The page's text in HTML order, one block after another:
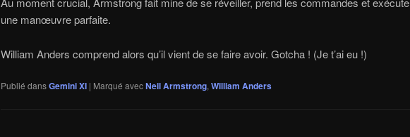
une manœuvre parfaite.
William Anders comprend alors qu’il vient de se faire avoir. Gotcha ! (Je t’ai eu !)
Publié dansGemini XI | Marqué avecNeil Armstrong, William Anders